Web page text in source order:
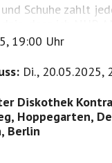
Schuhe zahlt
dass ich NUR
Interessenten am
VORHER
19 Uhr!
und
die sich
alle, die nicht
den
die Bahnen erfolgt
wird BITTE NICHT
19:00 Uhr
Di., 20.05.2025,
Diskothek
Hoppegarten,
Berlin